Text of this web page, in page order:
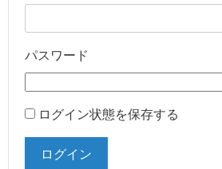
パスワード
ログイン状態を保存する
ログイン